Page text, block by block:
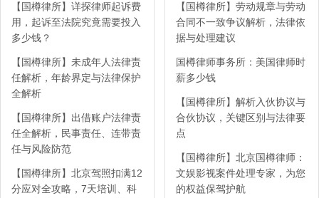
【国樽律所】详探律师起诉费
用，起诉至法院究竟需要投入
多少钱？
【国樽律所】未成年人法律责
任解析，年龄界定与法律保护
全解析
【国樽律所】出借账户法律责
任全解析，民事责任、连带责
任与风险防范
【国樽律所】北京驾照扣满12
分应对全攻略，7天培训、科
【国樽律所】劳动规章与劳动
合同不一致争议解析，法律依
据与处理建议
国樽律师事务所：美国律师时
薪多少钱
【国樽律所】解析入伙协议与
合伙协议，关键区别与法律要
点
【国樽律所】北京国樽律师：
文娱影视案件处理专家，为您
的权益保驾护航